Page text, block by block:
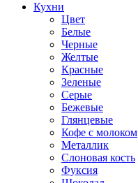
Кухни
Цвет
Белые
Черные
Желтые
Красные
Зеленые
Серые
Бежевые
Глянцевые
Кофе с молоком
Металлик
Слоновая кость
Фуксия